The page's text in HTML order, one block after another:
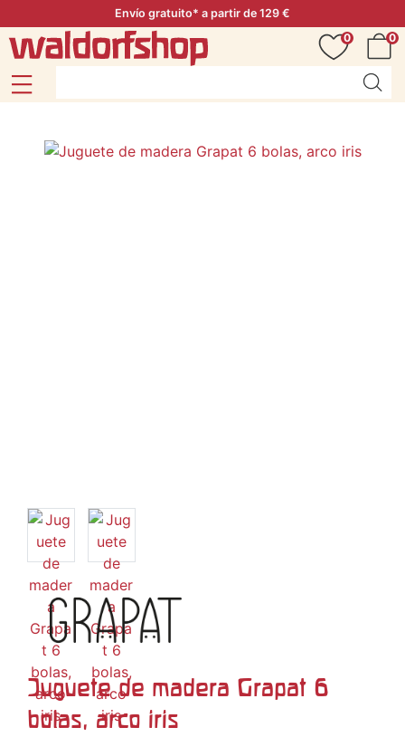
Envío gratuito* a partir de 129 €
0
0
Juguete de madera Grapat 6
bolas, arco iris